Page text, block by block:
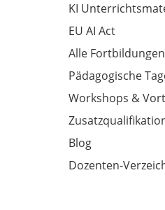
KI
EU AI Act
Alle
Pädagogische
Workshops &
Blog
Dozenten-